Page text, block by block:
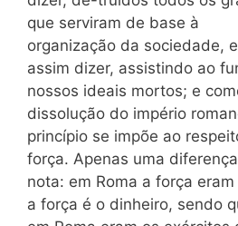
que serviram de base à
organização da sociedade,
assim dizer, assistindo ao
nossos ideais mortos; e
dissolução do império
princípio se impõe ao
força. Apenas uma
nota: em Roma a força
a força é o dinheiro, sendo